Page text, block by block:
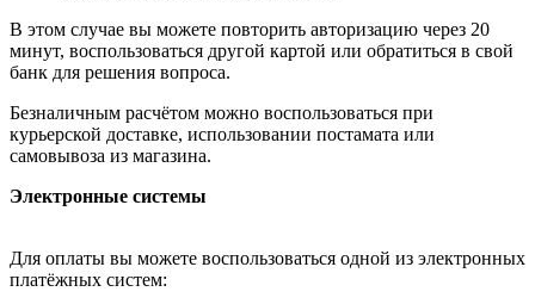
В этом случае вы можете повторить авторизацию через 20
минут, воспользоваться другой картой или обратиться в свой
банк для решения вопроса.
Безналичным расчётом можно воспользоваться при
курьерской доставке, использовании постамата или
самовывоза из магазина.
Электронные системы
Для оплаты вы можете воспользоваться одной из электронных
платёжных систем: